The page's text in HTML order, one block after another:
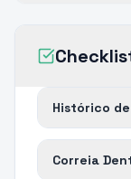
Histórico
Correia